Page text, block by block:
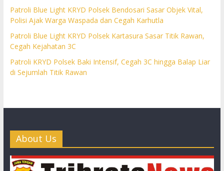
Patroli Blue Light KRYD Polsek Bendosari Sasar Objek Vital,
Polisi Ajak Warga Waspada dan Cegah Karhutla
Patroli Blue Light KRYD Polsek Kartasura Sasar Titik Rawan,
Cegah Kejahatan 3C
Patroli KRYD Polsek Baki Intensif, Cegah 3C hingga Balap Liar
di Sejumlah Titik Rawan
About Us